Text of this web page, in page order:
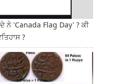
ਨੇ 'Canada Flag Day' ? ਕੀ
?